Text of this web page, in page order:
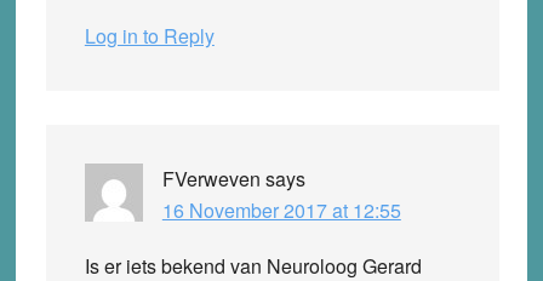
Log in to Reply
FVerweven says
16 November 2017 at 12:55
Is er iets bekend van Neuroloog Gerard